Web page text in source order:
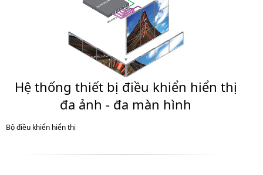
Hệ thống thiết bị điều khiển hiển thị
đa ảnh - đa màn hình
Bộ điều khiển hiển thị